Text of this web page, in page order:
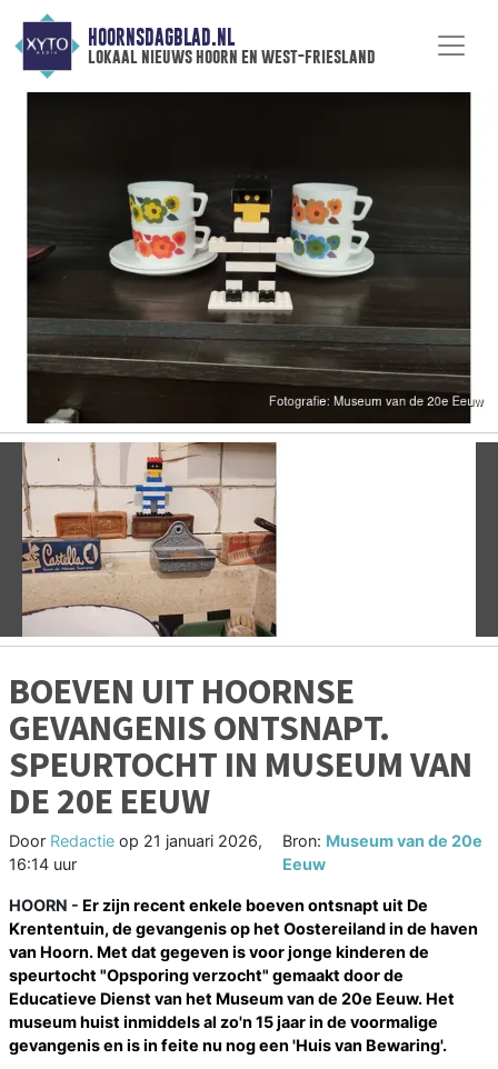
HOORNSDAGBLAD.NL
lokaal nieuws hoorn en west-friesland
Vorige
BOEVEN UIT HOORNSE
GEVANGENIS ONTSNAPT.
SPEURTOCHT IN MUSEUM VAN
DE 20E EEUW
Door Redactie op 21 januari 2026,
16:14 uur
Bron: Museum van de 20e
Eeuw
HOORN - Er zijn recent enkele boeven ontsnapt uit De
Krententuin, de gevangenis op het Oostereiland in de haven
van Hoorn. Met dat gegeven is voor jonge kinderen de
speurtocht "Opsporing verzocht" gemaakt door de
Educatieve Dienst van het Museum van de 20e Eeuw. Het
museum huist inmiddels al zo'n 15 jaar in de voormalige
gevangenis en is in feite nu nog een 'Huis van Bewaring'.